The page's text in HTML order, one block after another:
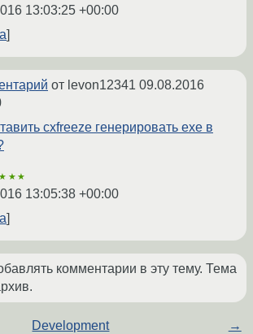
13:03:25 +00:00
от levon12341 09.08.2016
cxfreeze генерировать exe в
★★★
13:05:38 +00:00
комментарии в эту тему. Тема
Development →